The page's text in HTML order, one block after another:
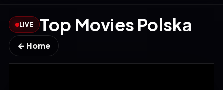
LIVE Top Movies Polska
← Home